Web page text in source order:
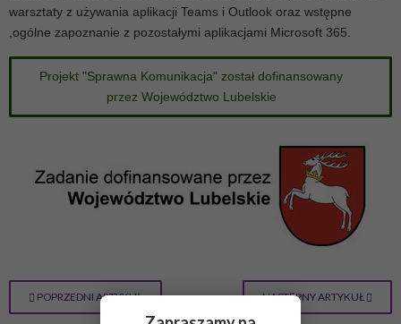
warsztaty z używania aplikacji Teams i Outlook oraz wstępne
,ogólne zapoznanie z pozostałymi aplikacjami Microsoft 365.
Projekt "Sprawna Komunikacja" został dofinansowany
przez Województwo Lubelskie
POPRZEDNI ARTYKUŁ NASTĘPNY ARTYKUŁ